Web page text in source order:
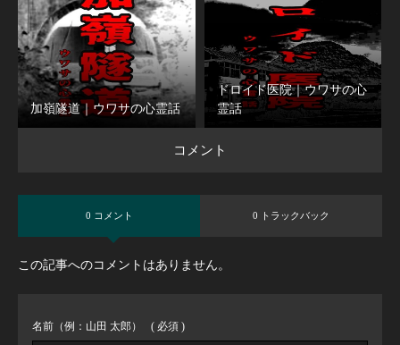
加嶺隧道｜ウワサの心霊話
ドロイド医院｜ウワサの心
霊話
コメント
0 コメント 0 トラックバック
この記事へのコメントはありません。
名前（例：山田 太郎） ( 必須 )